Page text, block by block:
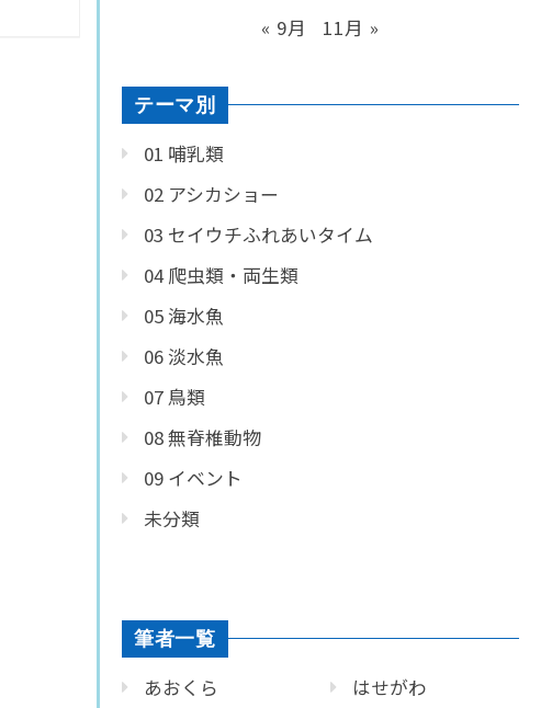
« 9月 11月 »
テーマ別
01 哺乳類
02 アシカショー
03 セイウチふれあいタイム
04 爬虫類・両生類
05 海水魚
06 淡水魚
07 鳥類
08 無脊椎動物
09 イベント
未分類
筆者一覧
あおくら
はせがわ